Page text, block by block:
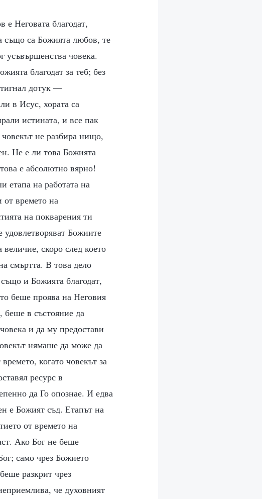
Неговата благодат,
също са Божията любов, те
усъвършенства човека.
благодат за теб; без
дотук —
в Исус, хората са
истината, и все пак
не разбира нищо,
Не е ли това Божията
е абсолютно вярно!
етапа на работата на
времето на
на покварения ти
удовлетворяват Божиите
скоро след което
смъртта. В това дело
и Божията благодат,
беше проява на Неговия
в състояние да
и да му предостави
нямаше да може да
когато човекът за
ресурс в
да Го опознае. И едва
е Божият съд. Етапът на
от времето на
Ако Бог не беше
само чрез Божието
разкрит чрез
че духовният